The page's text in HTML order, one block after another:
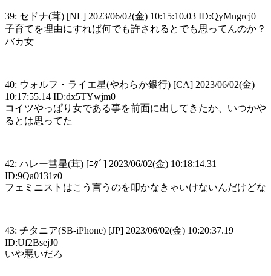
39: セドナ(茸) [NL] 2023/06/02(金) 10:15:10.03 ID:QyMngrcj0
子育てを理由にすれば何でも許されるとでも思ってんのか？
バカ女
40: ウォルフ・ライエ星(やわらか銀行) [CA] 2023/06/02(金)
10:17:55.14 ID:dx5TYwjm0
コイツやっぱり女である事を前面に出してきたか、いつかや
るとは思ってた
42: ハレー彗星(茸) [ﾆﾀﾞ] 2023/06/02(金) 10:18:14.31
ID:9Qa0131z0
フェミニストはこう言うのを叩かなきゃいけないんだけどな
43: チタニア(SB-iPhone) [JP] 2023/06/02(金) 10:20:37.19
ID:Uf2BsejJ0
いや悪いだろ